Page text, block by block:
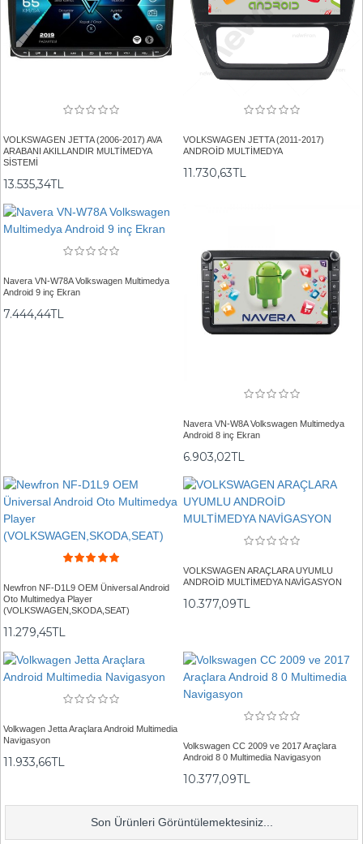
VOLKSWAGEN JETTA (2006-2017) AVA
ARABANI AKILLANDIR MULTİMEDYA
SİSTEMİ
13.535,34TL
VOLKSWAGEN JETTA (2011-2017)
ANDROİD MULTİMEDYA
11.730,63TL
Navera VN-W78A Volkswagen Multimedya
Android 9 inç Ekran
7.444,44TL
Navera VN-W8A Volkswagen Multimedya
Android 8 inç Ekran
6.903,02TL
Newfron NF-D1L9 OEM Üniversal Android
Oto Multimedya Player
(VOLKSWAGEN,SKODA,SEAT)
11.279,45TL
VOLKSWAGEN ARAÇLARA UYUMLU
ANDROİD MULTİMEDYA NAVİGASYON
10.377,09TL
Volkwagen Jetta Araçlara Android Multimedia
Navigasyon
11.933,66TL
Volkswagen CC 2009 ve 2017 Araçlara
Android 8 0 Multimedia Navigasyon
10.377,09TL
Son Ürünleri Görüntülemektesiniz...